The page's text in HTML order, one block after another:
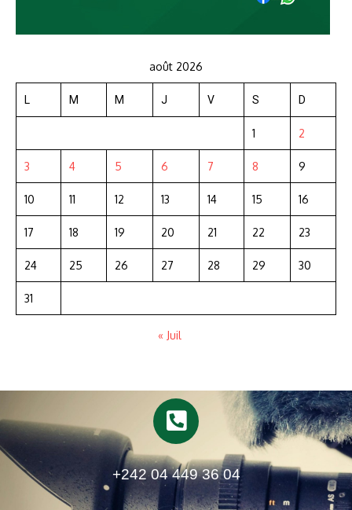
août 2026
L M M J V S D
1 2
3 4 5 6 7 8 9
10 11 12 13 14 15 16
17 18 19 20 21 22 23
24 25 26 27 28 29 30
31
« Juil
+242 04 449 36 04